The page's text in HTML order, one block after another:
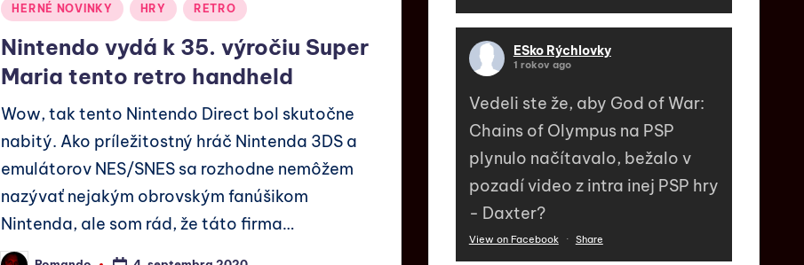
HERNÉ NOVINKY HRY RETRO
Nintendo vydá k 35. výročiu Super
Maria tento retro handheld
Wow, tak tento Nintendo Direct bol skutočne
nabitý. Ako príležitostný hráč Nintenda 3DS a
emulátorov NES/SNES sa rozhodne nemôžem
nazývať nejakým obrovským fanúšikom
Nintenda, ale som rád, že táto firma…
ESko Rýchlovky
1 rokov ago
Vedeli ste že, aby God of War:
Chains of Olympus na PSP
plynulo načítavalo, bežalo v
pozadí video z intra inej PSP hry
- Daxter?
View on Facebook · Share